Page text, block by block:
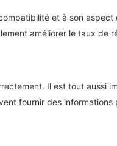
et à son aspect
améliorer le taux de
Il est tout aussi
fournir des informations